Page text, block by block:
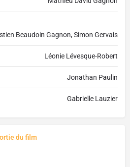
Beaudoin Gagnon, Simon Gervais
Léonie Lévesque-Robert
Jonathan Paulin
Gabrielle Lauzier
du film